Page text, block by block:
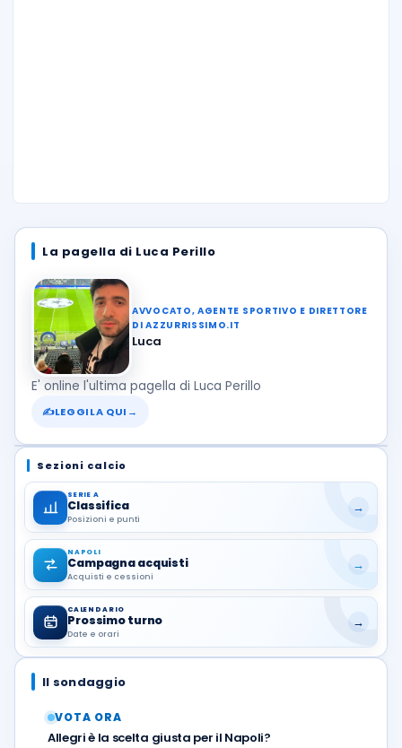
La pagella di Luca Perillo
AVVOCATO, AGENTE SPORTIVO E DIRETTORE
DI AZZURRISSIMO.IT
Luca
E' online l'ultima pagella di Luca Perillo
✍LEGGILA QUI →
Sezioni calcio
SERIE A
Classifica
Posizioni e punti
→
NAPOLI
Campagna acquisti
Acquisti e cessioni
→
CALENDARIO
Prossimo turno
Date e orari
→
Il sondaggio
VOTA ORA
Allegri è la scelta giusta per il Napoli?